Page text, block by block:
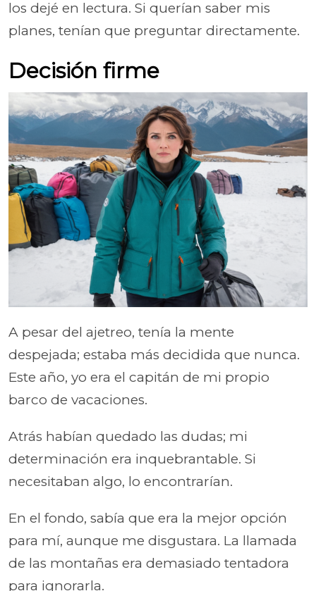
los dejé en lectura. Si querían saber mis
planes, tenían que preguntar directamente.
Decisión firme
A pesar del ajetreo, tenía la mente
despejada; estaba más decidida que nunca.
Este año, yo era el capitán de mi propio
barco de vacaciones.
Atrás habían quedado las dudas; mi
determinación era inquebrantable. Si
necesitaban algo, lo encontrarían.
En el fondo, sabía que era la mejor opción
para mí, aunque me disgustara. La llamada
de las montañas era demasiado tentadora
para ignorarla.